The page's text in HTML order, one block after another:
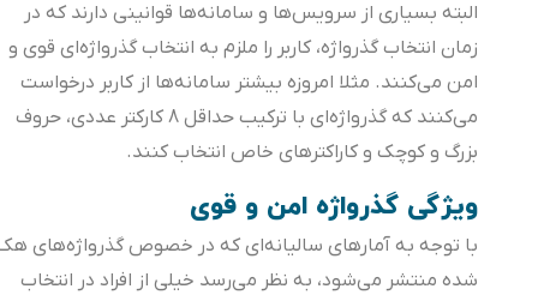
البته بسیاری از سرویس‌ها و سامانه‌ها قوانینی دارند که در
زمان انتخاب گذرواژه، کاربر را ملزم به انتخاب گذرواژه‌ای قوی و
امن می‌کنند. مثلا امروزه بیشتر سامانه‌ها از کاربر درخواست
می‌کنند که گذرواژه‌ای با ترکیب حداقل 8 کارکتر عددی، حروف
بزرگ و کوچک و کاراکترهای خاص انتخاب کنند.
ویژگی‌ گذرواژه امن و قوی
با توجه به آمارهای سالیانه‌‌ای که در خصوص گذرواژه‌های هک
شده منتشر می‌شود، به نظر می‌رسد خیلی از افراد در انتخاب